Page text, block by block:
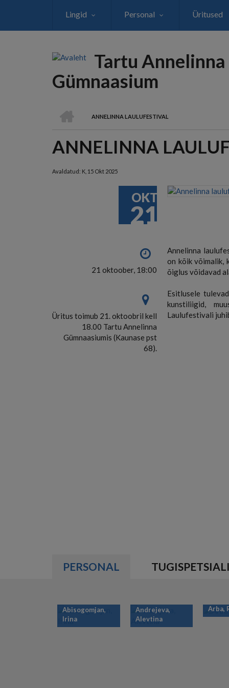
Lingid Personal Üritused
Tartu Annelinna
Gümnaasium
LEIVAPURU
ANNELINNA LAULUFESTIVAL
ANNELINNA
Avaldatud: K, 15 Okt 2025
OKT
21
21 oktoober, 18:00
Üritus toimub 21. oktoobril kell
18.00 Tartu Annelinna
Gümnaasiumis (Kaunase pst
68).
Annelinna
on kõik võimalik,
õiglus võidavad
Esitlusele
kunstiliigid,
Laulufestivali
PERSONAL
Abisogomjan,
Irina
Andrejeva,
Alevtina
Arba,
PAGINATION